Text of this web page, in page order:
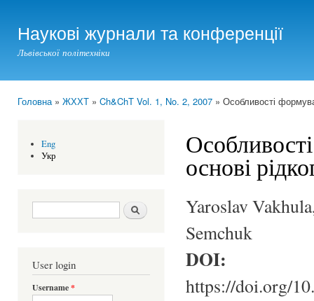
Наукові журнали та конференції
Львівської політехніки
Головна» ЖХХТ » Ch&ChT Vol. 1, No. 2, 2007 » Особливості
Eng
Укр
Search form Шукати
User login
Username*
основі
Yaroslav
Semchuk
DOI:
https://doi.org/